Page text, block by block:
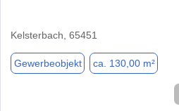
Kelsterbach, 65451
Gewerbeobjekt ca. 130,00 m²